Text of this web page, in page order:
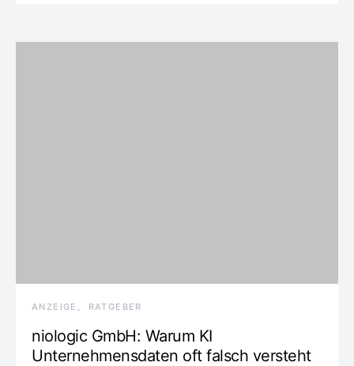
ANZEIGE RATGEBER
niologic GmbH: Warum KI
Unternehmensdaten oft falsch versteht